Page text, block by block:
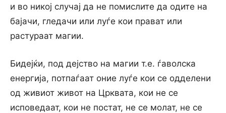
и во никој случај да не помислите да одите на
бајачи, гледачи или луѓе кои прават или
растураат магии.
Бидејќи, под дејство на магии т.е. ѓаволска
енергија, потпаѓаат оние луѓе кои се одделени
од живиот живот на Црквата, кои не се
исповедаат, кои не постат, не се молат, не се